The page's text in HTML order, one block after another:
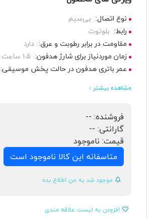
نوع اتصال: بی‌سیم
رابط: بلوتوث
مقاومت در برابر رطوبت و عرق: دارد
زمان موردنیاز برای شارژ هدفون: ۱.۵ ساعت
عمر باتری هدفون در حالت پخش موسیقی:
مشاهده بیشتر
فروشنده: --
گارانتی: --
قیمت: ناموجود
متاسفانه این کالا ناموجود است
موجود شد به من اطلاع بده
افزودن به لیست علاقه مندی